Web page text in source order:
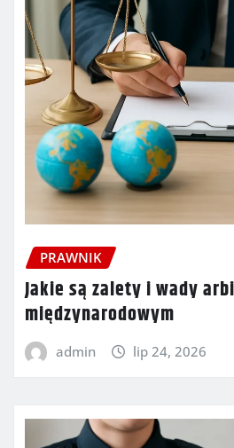
PRAWNIK
Jakie są zalety i wady
międzynarodowym
admin lip 24, 2026